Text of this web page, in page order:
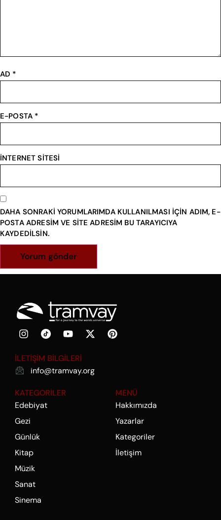
AD *
E-POSTA *
İNTERNET SITESI
DAHA SONRAKI YORUMLARIMDA KULLANILMASI IÇIN ADIM, E-
POSTA ADRESIM VE SITE ADRESIM BU TARAYICIYA
KAYDEDILSIN.
İLETİŞİM BİLGİLERİ
info@tramvay.org
KATEGORİLER
Edebiyat
Gezi
Günlük
Kitap
Müzik
Sanat
Sinema
MENÜ
Hakkımızda
Yazarlar
Kategoriler
İletişim